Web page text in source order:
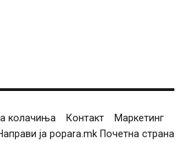
колачиња Контакт
Маркетинг
ја popara.mk Почетна страна